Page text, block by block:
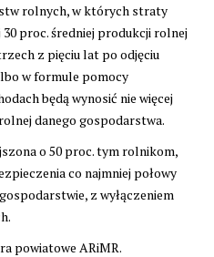
rolnych, w których straty
proc. średniej produkcji rolnej
z pięciu lat po odjęciu
w formule pomocy
będą wynosić nie więcej
danego gospodarstwa.
o 50 proc. tym rolnikom,
co najmniej połowy
z wyłączeniem
powiatowe ARiMR.